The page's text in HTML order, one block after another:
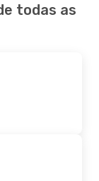
todas as